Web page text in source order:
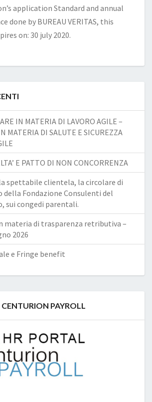
application Standard and annual
done by BUREAU VERITAS, this
on: 30 july 2020.
IN MATERIA DI LAVORO AGILE –
MATERIA DI SALUTE E SICUREZZA
E PATTO DI NON CONCORRENZA
spettabile clientela, la circolare di
Fondazione Consulenti del
sui congedi parentali.
materia di trasparenza retributiva –
2026
e Fringe benefit
PAYROLL